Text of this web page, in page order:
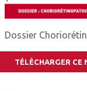
Dossier
TÉLÉCHARGER CE